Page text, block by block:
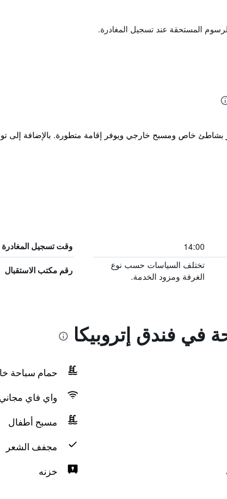
المستحقة عند تسجيل المغادرة.
بشاطئ خاص ومسبح خارجي ويوفر إقامة متطورة. بالإضافة
14:00 وقت تسجيل المغادرة
تختلف السياسات حسب نوع
الغرفة ومزود الخدمة.
رقم مكتب الاستقبال
في فندق إتروبيكا
حمام سباحة
واي فاي مجاني
مسبح أطفال
مجفف الشعر
خزنه